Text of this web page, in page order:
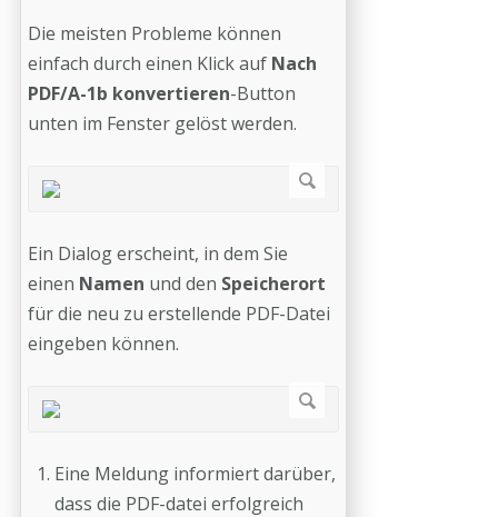
Die meisten Probleme können
einfach durch einen Klick auf Nach
PDF/A-1b konvertieren-Button
unten im Fenster gelöst werden.
Ein Dialog erscheint, in dem Sie
einen Namen und den Speicherort
für die neu zu erstellende PDF-Datei
eingeben können.
Eine Meldung informiert darüber,
dass die PDF-datei erfolgreich